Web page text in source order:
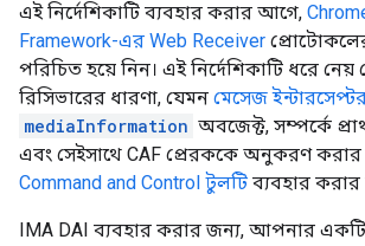
এই নির্দেশিকাটি ব্যবহার করার আগে,
Framework-এর Web Receiver
পরিচিত হয়ে নিন। এই নির্দেশিকাটি ধরে
রিসিভারের ধারণা, যেমন মেসেজ
mediaInformation অবজেক্ট, সম্পর্কে
এবং সেইসাথে CAF প্রেরককে অনুকরণ
Command and Control টুলটি ব্যবহার
IMA DAI ব্যবহার করার জন্য, আপনার একটি